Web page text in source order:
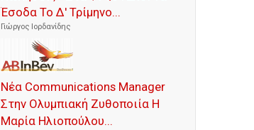
Έσοδα Το Δ' Τρίμηνο...
Γιώργος Ιορδανίδης
Νέα Communications Manager
Στην Ολυμπιακή Ζυθοποιία Η
Μαρία Ηλιοπούλου...